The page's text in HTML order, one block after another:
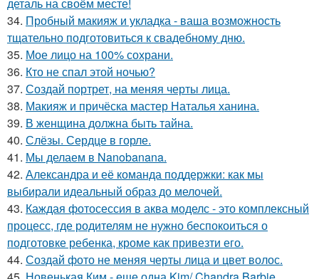
деталь на своём месте!
34. Пробный макияж и укладка - ваша возможность
тщательно подготовиться к свадебному дню.
35. Мое лицо на 100% сохрани.
36. Кто не спал этой ночью?
37. Создай портрет, на меняя черты лица.
38. Макияж и причёска мастер Наталья ханина.
39. В женщина должна быть тайна.
40. Слёзы. Сердце в горле.
41. Мы делаем в Nanobanana.
42. Александра и её команда поддержки: как мы
выбирали идеальный образ до мелочей.
43. Каждая фотосессия в аква моделс - это комплексный
процесс, где родителям не нужно беспокоиться о
подготовке ребенка, кроме как привезти его.
44. Создай фото не меняя черты лица и цвет волос.